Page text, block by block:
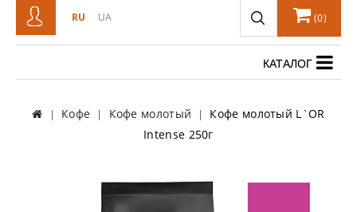
RU UA (0)
КАТАЛОГ
Кофе Кофе молотый
Кофе молотый L`OR
Intense 250г